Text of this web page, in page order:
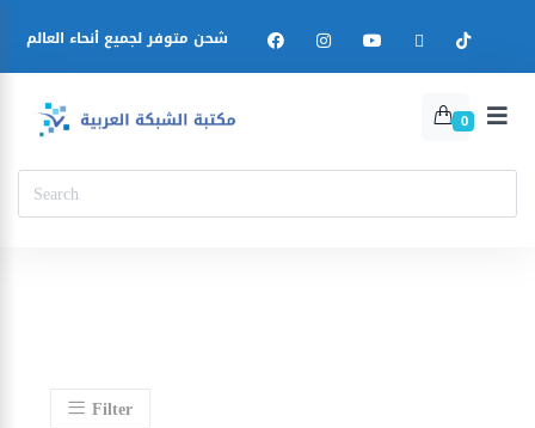
شحن متوفر لجميع أنحاء العالم
0
Filter